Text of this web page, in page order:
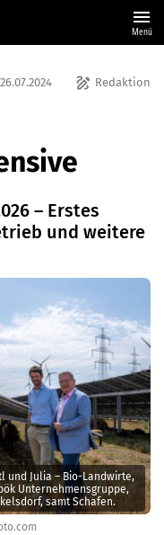
menu
Menü
und Julia – Bio-Landwirte,
Unternehmensgruppe,
samt Schafen.
draw Redaktion
26.07.2024
– Erstes
und weitere